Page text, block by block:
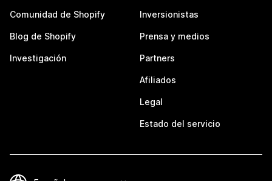
Comunidad de Shopify
Blog de Shopify
Investigación
Inversionistas
Prensa y medios
Partners
Afiliados
Legal
Estado del servicio